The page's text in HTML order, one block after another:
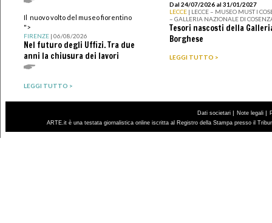
Il nuovo volto del museo fiorentino
">
FIRENZE| 06/08/2026
Nel futuro degli Uffizi. Tra due
anni la chiusura dei lavori
LEGGI TUTTO >
Dal 24/07/2026 al 31/01/2027
LECCE | LECCE – MUSEO MUST I
– GALLERIA NAZIONALE DI
Tesori nascosti della
Borghese
LEGGI TUTTO >
Dati societari Note legali
ARTE.it è una testata giornalistica online iscritta al Registro della Stampa presso il